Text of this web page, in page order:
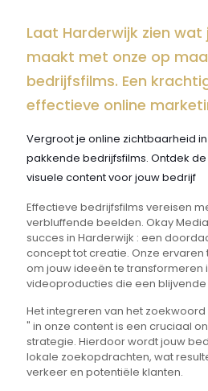
Laat Harderwijk zien
maakt met onze op
bedrijfsfilms. Een
effectieve online
Vergroot je online zichtbaarheid
pakkende bedrijfsfilms. Ontdek
visuele content voor jouw bedrijf
Effectieve bedrijfsfilms vereisen
verbluffende beelden. Okay
succes in Harderwijk : een
concept tot creatie. Onze
om jouw ideeën te transformeren
videoproducties die een
Het integreren van het
" in onze content is een cruciaal
strategie. Hierdoor wordt jouw
lokale zoekopdrachten, wat
verkeer en potentiële klanten.